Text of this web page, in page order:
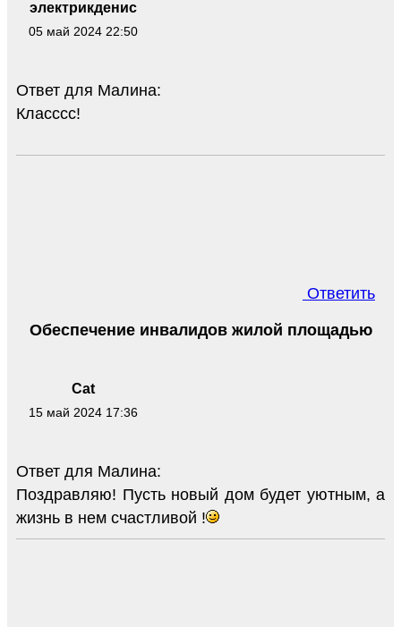
электрикденис
05 май 2024 22:50
Ответ для Малина:
Класссс!
Ответить
Cat
15 май 2024 17:36
Обеспечение инвалидов жилой площадью
Ответ для Малина:
Поздравляю! Пусть новый дом будет уютным, а
жизнь в нем счастливой !